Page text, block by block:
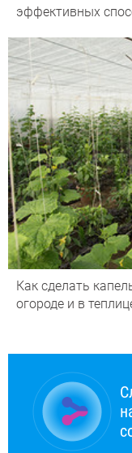
эффективных
Как сделать
огороде и в